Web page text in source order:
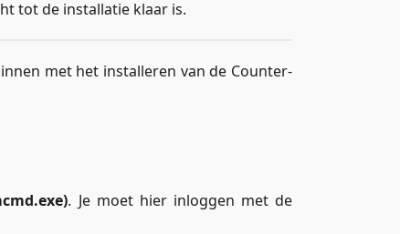
tot de installatie klaar is.
met het installeren van de Counter-
. Je moet hier inloggen met de